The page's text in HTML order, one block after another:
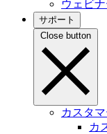
ウェビ
サポート
Close button
カスタ
カ